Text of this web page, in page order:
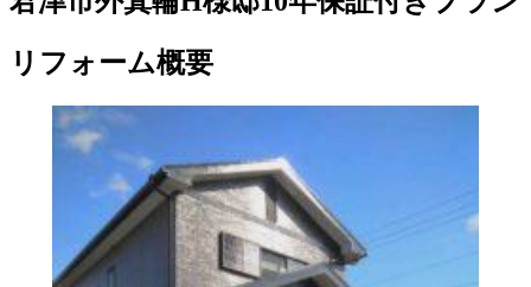
リフォーム概要